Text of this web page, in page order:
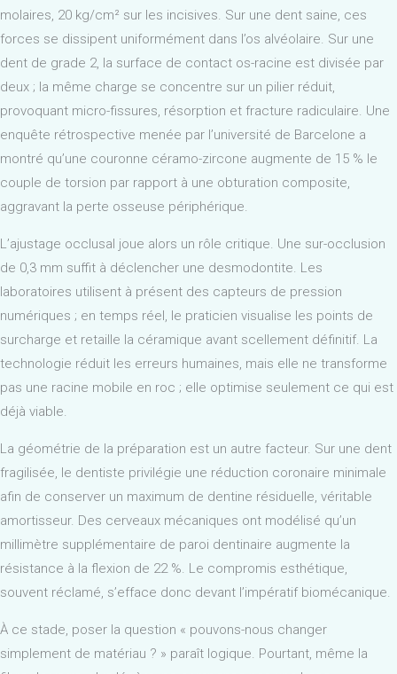
molaires, 20 kg/cm² sur les incisives. Sur une dent saine, ces
forces se dissipent uniformément dans l’os alvéolaire. Sur une
dent de grade 2, la surface de contact os-racine est divisée par
deux ; la même charge se concentre sur un pilier réduit,
provoquant micro-fissures, résorption et fracture radiculaire. Une
enquête rétrospective menée par l’université de Barcelone a
montré qu’une couronne céramo-zircone augmente de 15 % le
couple de torsion par rapport à une obturation composite,
aggravant la perte osseuse périphérique.
L’ajustage occlusal joue alors un rôle critique. Une sur-occlusion
de 0,3 mm suffit à déclencher une desmodontite. Les
laboratoires utilisent à présent des capteurs de pression
numériques ; en temps réel, le praticien visualise les points de
surcharge et retaille la céramique avant scellement définitif. La
technologie réduit les erreurs humaines, mais elle ne transforme
pas une racine mobile en roc ; elle optimise seulement ce qui est
déjà viable.
La géométrie de la préparation est un autre facteur. Sur une dent
fragilisée, le dentiste privilégie une réduction coronaire minimale
afin de conserver un maximum de dentine résiduelle, véritable
amortisseur. Des cerveaux mécaniques ont modélisé qu’un
millimètre supplémentaire de paroi dentinaire augmente la
résistance à la flexion de 22 %. Le compromis esthétique,
souvent réclamé, s’efface donc devant l’impératif biomécanique.
À ce stade, poser la question « pouvons-nous changer
simplement de matériau ? » paraît logique. Pourtant, même la